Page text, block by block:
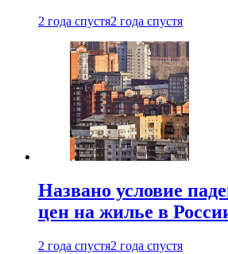
2 года спустя2 года спустя
Названо условие
цен на жилье в
2 года спустя2 года спустя